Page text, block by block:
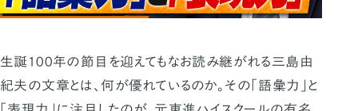
生誕100年の節目を迎えてもなお読み継がれる三島由
紀夫の文章とは、何が優れているのか。その「語彙力」と